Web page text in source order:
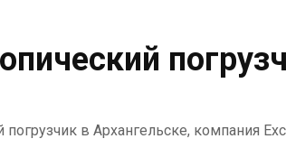
в Архангельске, компания